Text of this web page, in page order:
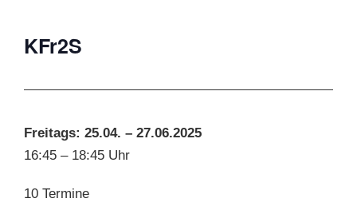
KFr2S
Freitags: 25.04. – 27.06.2025
16:45 – 18:45 Uhr
10 Termine